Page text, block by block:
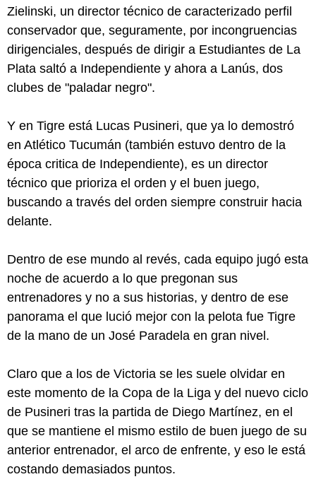
Zielinski, un director técnico de caracterizado perfil
conservador que, seguramente, por incongruencias
dirigenciales, después de dirigir a Estudiantes de La
Plata saltó a Independiente y ahora a Lanús, dos
clubes de "paladar negro".
Y en Tigre está Lucas Pusineri, que ya lo demostró
en Atlético Tucumán (también estuvo dentro de la
época critica de Independiente), es un director
técnico que prioriza el orden y el buen juego,
buscando a través del orden siempre construir hacia
delante.
Dentro de ese mundo al revés, cada equipo jugó esta
noche de acuerdo a lo que pregonan sus
entrenadores y no a sus historias, y dentro de ese
panorama el que lució mejor con la pelota fue Tigre
de la mano de un José Paradela en gran nivel.
Claro que a los de Victoria se les suele olvidar en
este momento de la Copa de la Liga y del nuevo ciclo
de Pusineri tras la partida de Diego Martínez, en el
que se mantiene el mismo estilo de buen juego de su
anterior entrenador, el arco de enfrente, y eso le está
costando demasiados puntos.